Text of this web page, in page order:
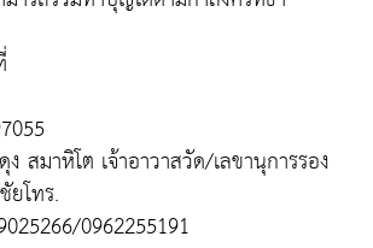
สมาหิโต เจ้าอาวาสวัด/เลขานุการรอง
ยโทร.
0962255191